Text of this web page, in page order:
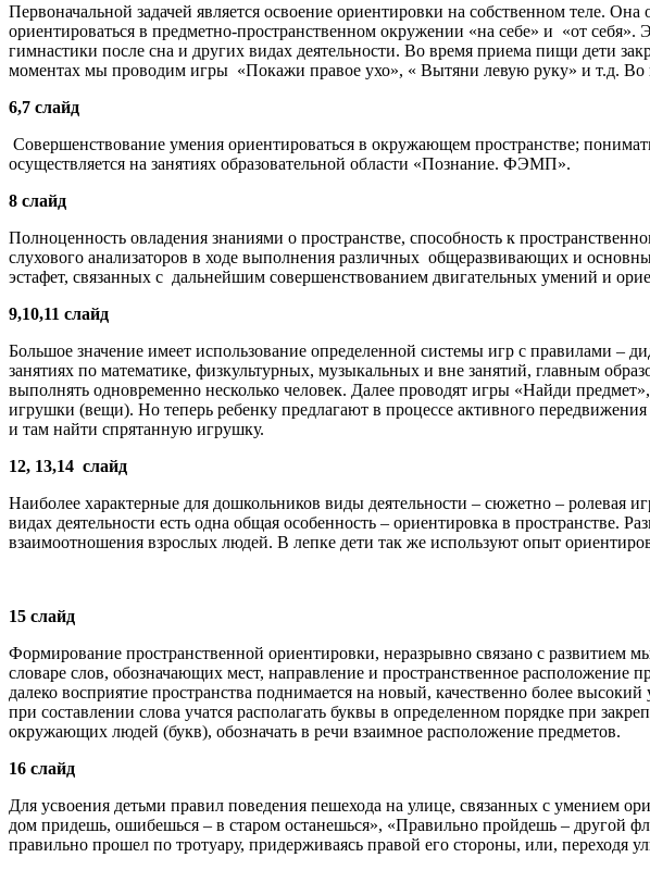
Первоначальной задачей является освоение ориентировки на собственном теле.
ориентироваться в предметно-пространственном окружении «на себе» и «от
гимнастики после сна и других видах деятельности. Во время приема пищи дети
моментах мы проводим игры «Покажи правое ухо», « Вытяни левую руку» и т.д. Во
6,7 слайд
Совершенствование умения ориентироваться в окружающем пространстве;
осуществляется на занятиях образовательной области «Познание. ФЭМП».
8 слайд
Полноценность овладения знаниями о пространстве, способность к
слухового анализаторов в ходе выполнения различных общеразвивающих и
эстафет, связанных с дальнейшим совершенствованием двигательных умений и
9,10,11 слайд
Большое значение имеет использование определенной системы игр с правилами
занятиях по математике, физкультурных, музыкальных и вне занятий, главным
выполнять одновременно несколько человек. Далее проводят игры «Найди
игрушки (вещи). Но теперь ребенку предлагают в процессе активного
и там найти спрятанную игрушку.
12, 13,14 слайд
Наиболее характерные для дошкольников виды деятельности – сюжетно – ролевая
видах деятельности есть одна общая особенность – ориентировка в
взаимоотношения взрослых людей. В лепке дети так же используют опыт
15 слайд
Формирование пространственной ориентировки, неразрывно связано с
словаре слов, обозначающих мест, направление и пространственное расположение
далеко восприятие пространства поднимается на новый, качественно более
при составлении слова учатся располагать буквы в определенном порядке при
окружающих людей (букв), обозначать в речи взаимное расположение предметов.
16 слайд
Для усвоения детьми правил поведения пешехода на улице, связанных с умением
дом придешь, ошибешься – в старом останешься», «Правильно пройдешь – другой
правильно прошел по тротуару, придерживаясь правой его стороны, или, переходя